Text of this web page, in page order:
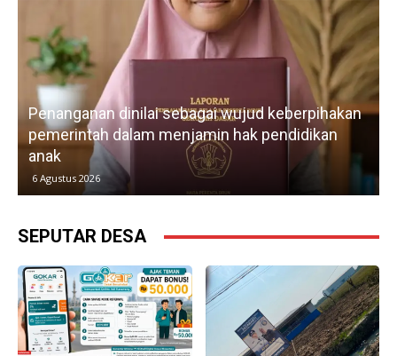
Penanganan dinilai sebagai wujud keberpihakan
pemerintah dalam menjamin hak pendidikan
anak
6 Agustus 2026 5
SEPUTAR DESA